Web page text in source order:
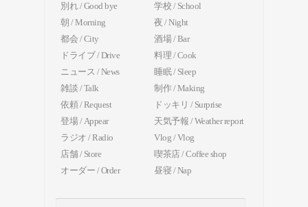
別れ / Good bye
学校 / School
朝 / Morning
夜 / Night
都会 / City
酒場 / Bar
ドライブ / Drive
料理 / Cook
ニュース / News
睡眠 / Sleep
雑談 / Talk
制作 / Making
依頼 / Request
ドッキリ / Surprise
登場 / Appear
天気予報 / Weather report
ラジオ / Radio
Vlog / Vlog
店舗 / Store
喫茶店 / Coffee shop
オーダー / Order
昼寝 / Nap